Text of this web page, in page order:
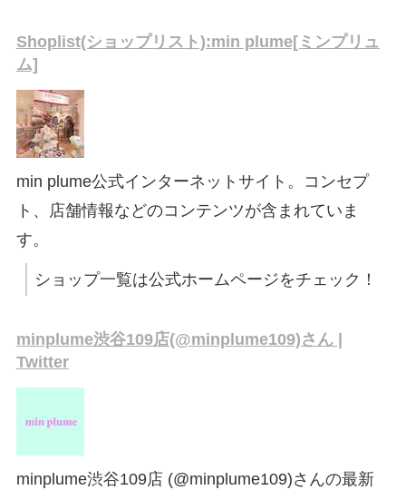
Shoplist(ショップリスト):min plume[ミンプリュ
ム]
min plume公式インターネットサイト。コンセプ
ト、店舗情報などのコンテンツが含まれていま
す。
ショップ一覧は公式ホームページをチェック！
minplume渋谷109店(@minplume109)さん |
Twitter
minplume渋谷109店 (@minplume109)さんの最新